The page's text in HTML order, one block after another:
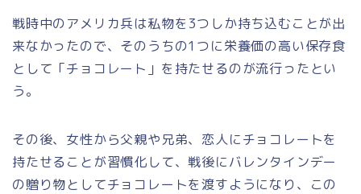
戦時中のアメリカ兵は私物を3つしか持ち込むことが出
来なかったので、そのうちの1つに栄養価の高い保存食
として 「チョコレート」 を持たせるのが流行ったとい
う。
その後、女性から父親や兄弟、恋人にチョコレートを
持たせることが習慣化して、戦後にバレンタインデー
の贈り物としてチョコレートを渡すようになり、この